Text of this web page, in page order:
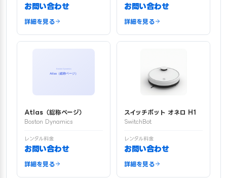
お問い合わせ
詳細を見る
お問い合わせ
詳細を見る
Atlas（総称ページ）
Boston Dynamics
レンタル料金
お問い合わせ
詳細を見る
スイッチボット オネロ H1
SwitchBot
レンタル料金
お問い合わせ
詳細を見る